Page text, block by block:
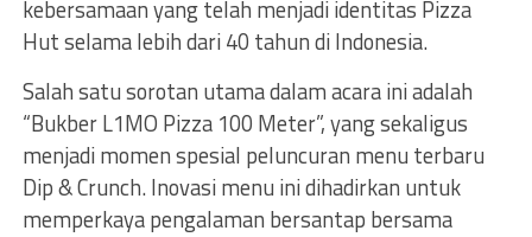
kebersamaan yang telah menjadi identitas Pizza
Hut selama lebih dari 40 tahun di Indonesia.
Salah satu sorotan utama dalam acara ini adalah
“Bukber L1MO Pizza 100 Meter”, yang sekaligus
menjadi momen spesial peluncuran menu terbaru
Dip & Crunch. Inovasi menu ini dihadirkan untuk
memperkaya pengalaman bersantap bersama